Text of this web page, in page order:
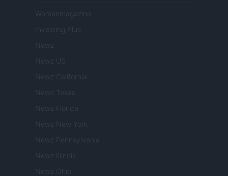
Womanmagazine
Investing Plus
Newz
Newz US
Newz California
Newz Texas
Newz Florida
Newz New York
Newz Pennsylvania
Newz Illinois
Newz Ohio